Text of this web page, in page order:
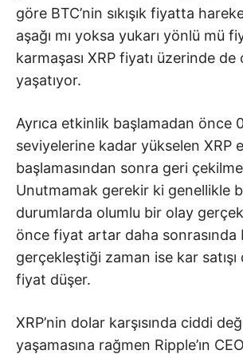
göre BTC’nin sıkışık fiyatta
aşağı mı yoksa yukarı yönlü mü
karmaşası XRP fiyatı üzerinde
yaşatıyor.
Ayrıca etkinlik başlamadan önce
seviyelerine kadar yükselen XRP
başlamasından sonra geri çekilme
Unutmamak gerekir ki genellikle
durumlarda olumlu bir olay
önce fiyat artar daha sonrasında
gerçekleştiği zaman ise kar satışı
fiyat düşer.
XRP’nin dolar karşısında ciddi
yaşamasına rağmen Ripple’ın